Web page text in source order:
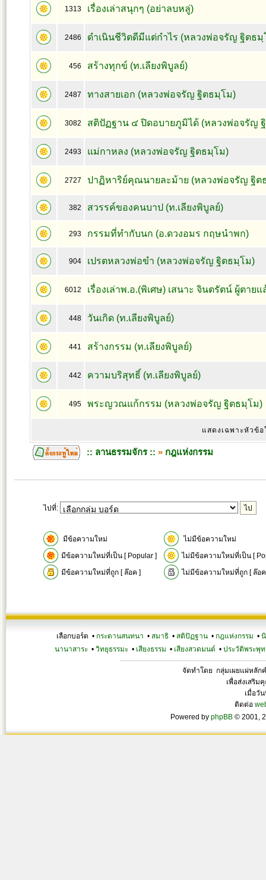
1313 เรื่องเล่าสนุกๆ (อย่าลบหลู่)
2486 ดำเนินชีวิตดีมีแต่กำไร (หลวงพ่อจรัญ ฐิตธมฺ
456 สร้างทุกข์ (ท.เลียงพิบูลย์)
2487 ทางสายเอก (หลวงพ่อจรัญ ฐิตธมฺโม)
3082 สติปัฏฐาน ๔ ปิดอบายภูมิได้ (หลวงพ่อจรัญ
2493 แม่กาหลง (หลวงพ่อจรัญ ฐิตธมฺโม)
2727 ปาฏิหาริย์คุณนายละม้าย (หลวงพ่อจรัญ ฐิต
382 สวรรค์ของคนบาป (ท.เลียงพิบูลย์)
293 กรรมที่ทำกับนก (อ.ดวงอมร กฤษนำพก)
904 เปรตหลวงพ่อขำ (หลวงพ่อจรัญ ฐิตธมฺโม)
6012 เรื่องเล่าพ.อ.(พิเศษ) เสนาะ จินตรัตน์ ผู้ตาย
448 วันเกิด (ท.เลียงพิบูลย์)
441 สร้างกรรม (ท.เลียงพิบูลย์)
442 ความบริสุทธิ์ (ท.เลียงพิบูลย์)
495 พระญวณแก้กรรม (หลวงพ่อจรัญ ฐิตธมฺโม)
แสดงเฉพาะหัวข้อ
:: ลานธรรมจักร :: » กฎแห่งกรรม
ไปที่:
มีข้อความใหม่
ไม่มีข้อความใหม่
มีข้อความใหม่ที่เป็น [ Popular ]
ไม่มีข้อความใหม่ที่เป็น [
มีข้อความใหม่ที่ถูก [ ล๊อค ]
ไม่มีข้อความใหม่ที่ถูก [ ล๊อ
เลือกบอร์ด • กระดานสนทนา • สมาธิ • สติปัฏฐาน • กฎแห่งกรรม •
นานาสาระ• วิทยุธรรมะ• เสียงธรรม • เสียงสวดมนต์ • ประวัติพระพุท
จัดทำโดย กลุ่มเผยแผ่หลัก
เพื่อส่งเสริม
เมื่อวั
ติดต่อ
Powered by phpBB © 2001,